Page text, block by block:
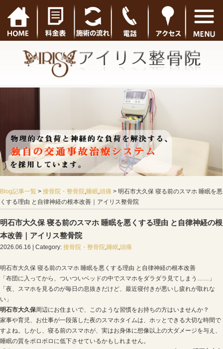
Blog記事一覧>接骨院・整骨院,睡眠,頭痛> 明石市大久
くする理由 と自律神経の根本改善｜アイリス整骨院
明石市大久保 寝る前のスマホ 睡眠を悪くす
本改善｜アイリス整骨院